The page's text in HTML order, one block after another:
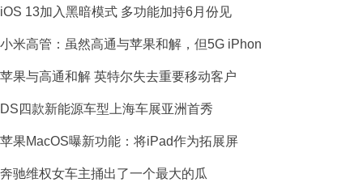
iOS 13加入黑暗模式 多功能加持6月份见
小米高管：虽然高通与苹果和解，但5G iPhon
苹果与高通和解 英特尔失去重要移动客户
DS四款新能源车型上海车展亚洲首秀
苹果MacOS曝新功能：将iPad作为拓展屏
奔驰维权女车主捅出了一个最大的瓜